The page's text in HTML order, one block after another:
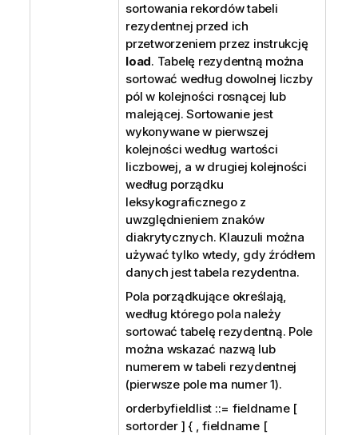
sortowania rekordów tabeli
rezydentnej przed ich
przetworzeniem przez instrukcję
load. Tabelę rezydentną można
sortować według dowolnej liczby
pól w kolejności rosnącej lub
malejącej. Sortowanie jest
wykonywane w pierwszej
kolejności według wartości
liczbowej, a w drugiej kolejności
według porządku
leksykograficznego z
uwzględnieniem znaków
diakrytycznych. Klauzuli można
używać tylko wtedy, gdy źródłem
danych jest tabela rezydentna.
Pola porządkujące określają,
według którego pola należy
sortować tabelę rezydentną. Pole
można wskazać nazwą lub
numerem w tabeli rezydentnej
(pierwsze pole ma numer 1).
orderbyfieldlist ::= fieldname [
sortorder ] { , fieldname [